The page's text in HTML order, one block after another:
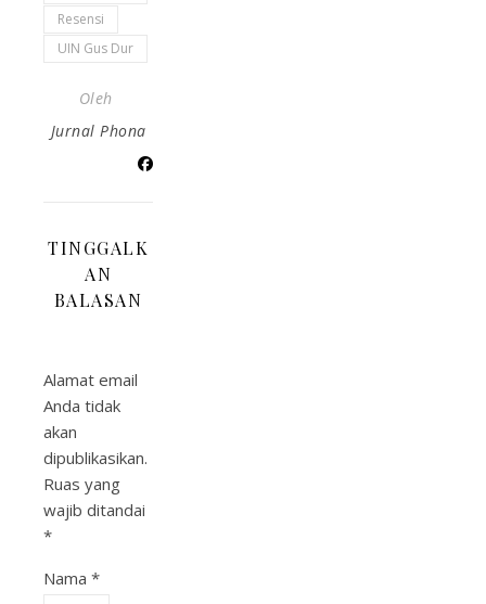
Resensi
UIN Gus Dur
Oleh
Jurnal Phona
TINGGALK
AN
BALASAN
Alamat email
Anda tidak
akan
dipublikasikan.
Ruas yang
wajib ditandai
*
Nama *